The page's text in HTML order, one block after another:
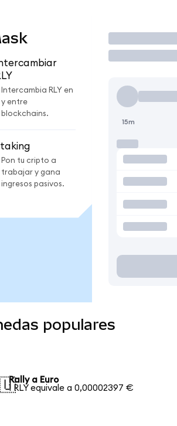
Intercambia RLY en
y entre
blockchains.
Pon tu cripto a
trabajar y gana
ingresos pasivos.
Operar
15m
populares
Rally a Euro
1 RLY equivale a 0,00002397 €